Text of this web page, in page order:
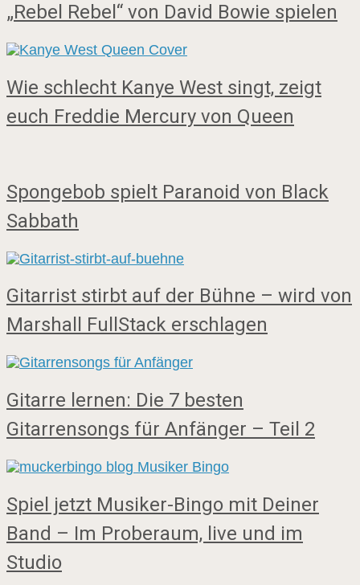
„Rebel Rebel“ von David Bowie spielen
Wie schlecht Kanye West singt, zeigt
euch Freddie Mercury von Queen
Spongebob spielt Paranoid von Black
Sabbath
Gitarrist stirbt auf der Bühne – wird von
Marshall FullStack erschlagen
Gitarre lernen: Die 7 besten
Gitarrensongs für Anfänger – Teil 2
Spiel jetzt Musiker-Bingo mit Deiner
Band – Im Proberaum, live und im
Studio